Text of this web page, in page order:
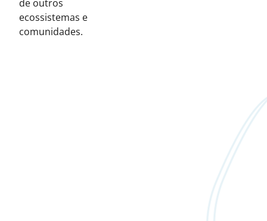
de outros
ecossistemas e
comunidades.